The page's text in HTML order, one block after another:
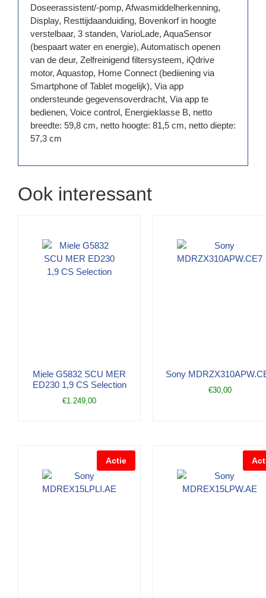
Doseerassistent/-pomp, Afwasmiddelherkenning,
Display, Resttijdaanduiding, Bovenkorf in hoogte
verstelbaar, 3 standen, VarioLade, AquaSensor
(bespaart water en energie), Automatisch openen
van de deur, Zelfreinigend filtersysteem, iQdrive
motor, Aquastop, Home Connect (bediiening via
Smartphone of Tablet mogelijk), Via app
ondersteunde gegevensoverdracht, Via app te
bedienen, Voice control, Energieklasse B, netto
breedte: 59,8 cm, netto hoogte: 81,5 cm, netto diepte:
57,3 cm
Ook interessant
Miele G5832 SCU MER
ED230 1,9 CS Selection
€1.249,00
Sony
€30,00
Actie